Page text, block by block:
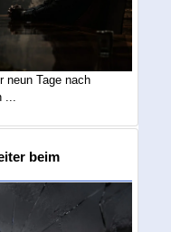
neun Tage nach
beim